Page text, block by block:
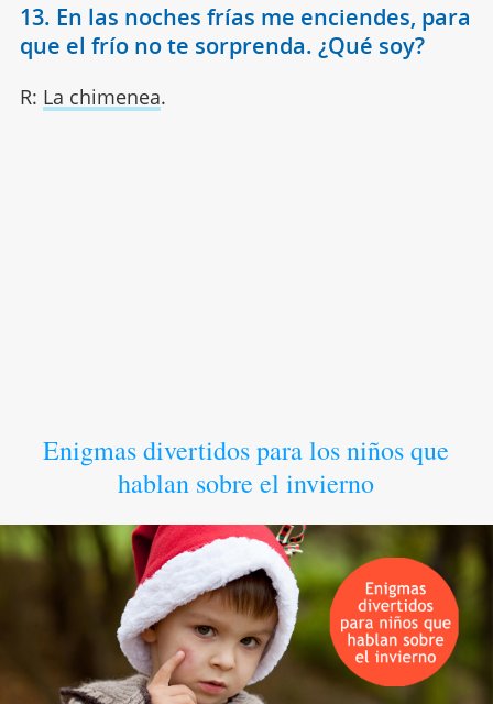
13. En las noches frías me enciendes, para
que el frío no te sorprenda. ¿Qué soy?
R: La chimenea.
Enigmas divertidos para los niños que
hablan sobre el invierno